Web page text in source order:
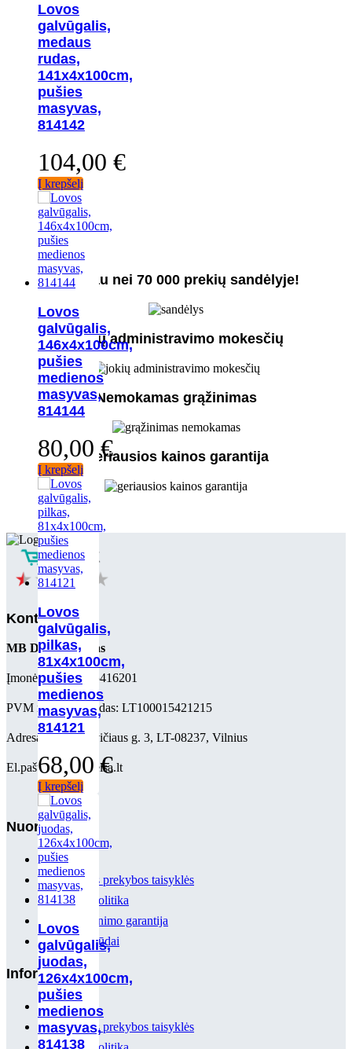
Lovos
galvūgalis,
medaus
rudas,
141x4x100cm,
pušies
masyvas,
814142
104,00 €
Į krepšelį
Lovos
galvūgalis,
146x4x100cm,
pušies
medienos
masyvas,
814144
80,00€
Į krepšelį
Lovos
galvūgalis,
pilkas,
81x4x100cm,
pušies
medienos
masyvas,
814121
68,00€
Į krepšelį
Lovos
galvūgalis,
juodas,
126x4x100cm,
pušies
medienos
masyvas,
814138
Daugiau nei 70 000 prekių sandėlyje!
Jokių administravimo mokesčių
Nemokamas grąžinimas
Geriausios kainos garantija
Kontaktai
MB Delsos centras
Įmonės kodas: 305416201
PVM mokėtojo kodas: LT100015421215
Adresas: V. Nagevičiaus g. 3, LT-08237, Vilnius
El.paštas: info@delsa.lt
Nuorodos
Paskyra
Elektroninės prekybos taisyklės
Privatumo politika
Prekių grąžinimo garantija
Mokėjimo būdai
Informacija
Paskyra
Elektroninės prekybos taisyklės